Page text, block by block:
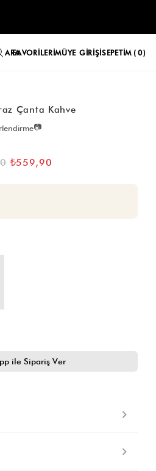
FAVORILERIMÜYE GIRIŞISEPETIM 0
Çanta Kahve
📷
₺559,90
ile Sipariş Ver